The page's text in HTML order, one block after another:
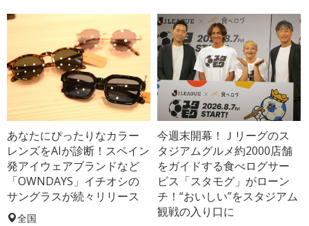
あなたにぴったりなカラー
レンズをAIが診断！スペイン
発アイウェアブランドなど
「OWNDAYS」イチオシの
サングラスが続々リリース
全国
今週末開幕！Ｊリーグのス
タジアムグルメ約2000店舗
をガイドする食べログサー
ビス「スタモグ」がローン
チ！“おいしい”をスタジアム
観戦の入り口に